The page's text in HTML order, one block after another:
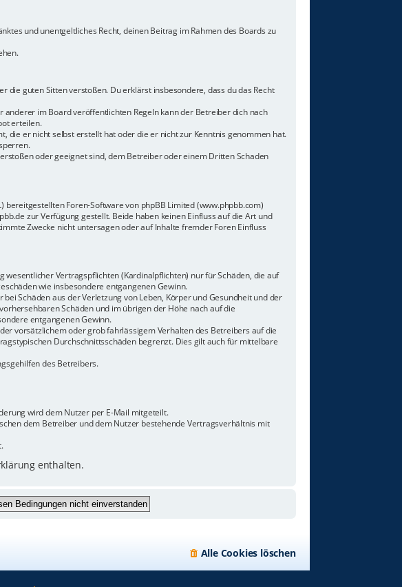
und unentgeltliches Recht, deinen Beitrag im Rahmen des Boards zu
die guten Sitten verstoßen. Du erklärst insbesondere, dass du das Recht
im Board veröffentlichten Regeln kann der Betreiber dich nach
erteilen.
die er nicht selbst erstellt hat oder die er nicht zur Kenntnis genommen hat.
oder geeignet sind, dem Betreiber oder einem Dritten Schaden
bereitgestellten Foren-Software von phpBB Limited (www.phpbb.com)
zur Verfügung gestellt. Beide haben keinen Einfluss auf die Art und
Zwecke nicht untersagen oder auf Inhalte fremder Foren Einfluss
Vertragspflichten (Kardinalpflichten) nur für Schäden, die auf
wie insbesondere entgangenen Gewinn.
Schäden aus der Verletzung von Leben, Körper und Gesundheit und der
Schäden und im übrigen der Höhe nach auf die
entgangenen Gewinn.
vorsätzlichem oder grob fahrlässigem Verhalten des Betreibers auf die
Durchschnittsschäden begrenzt. Dies gilt auch für mittelbare
des Betreibers.
wird dem Nutzer per E-Mail mitgeteilt.
dem Betreiber und dem Nutzer bestehende Vertragsverhältnis mit
enthalten.
Alle Cookies löschen